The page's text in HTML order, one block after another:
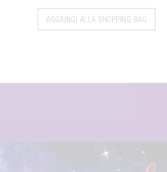
AGGIUNGI ALLA SHOPPING BAG